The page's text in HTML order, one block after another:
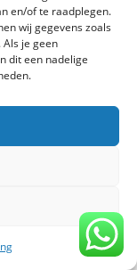
en/of te raadplegen.
wij gegevens zoals
je geen
dit een nadelige
te
-
design by